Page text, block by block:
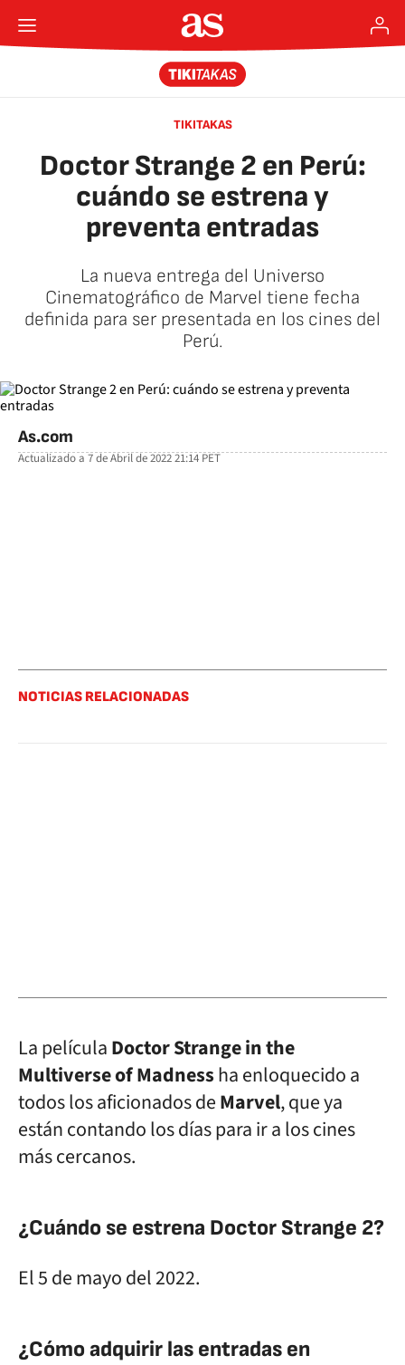
TIKITAKAS
Doctor Strange 2 en Perú:
cuándo se estrena y
preventa entradas
La nueva entrega del Universo
Cinematográfico de Marvel tiene fecha
definida para ser presentada en los cines del
Perú.
As.com
Actualizado a7 de Abril de 2022 21:14PET
NOTICIAS RELACIONADAS
La películaDoctor Strange in the
Multiverse of Madnessha enloquecido a
todos los aficionados deMarvel, que ya
están contando los días para ir a los cines
más cercanos.
¿Cuándo se estrena Doctor Strange 2?
El 5 de mayo del 2022.
¿Cómo adquirir las entradas en